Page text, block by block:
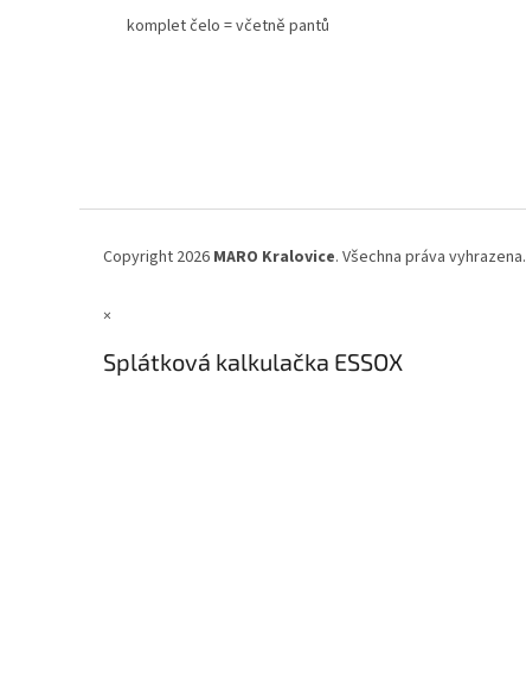
komplet čelo = včetně pantů
Copyright 2026 MARO Kralovice. Všechna práva vyhrazena.
×
Splátková kalkulačka ESSOX